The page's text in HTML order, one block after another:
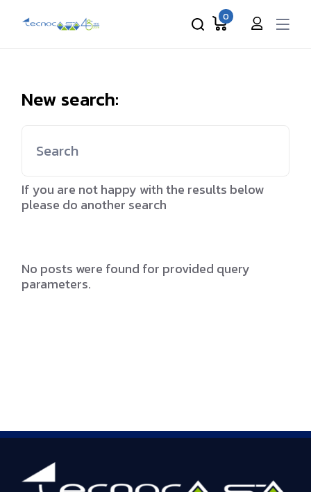
0
New search:
Search
for:
If you are not happy with the results below
please do another search
No posts were found for provided query
parameters.